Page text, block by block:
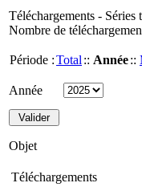
Téléchargements - Séries
Nombre de
Période :Total :: Année::
Année
Objet
Téléchargements